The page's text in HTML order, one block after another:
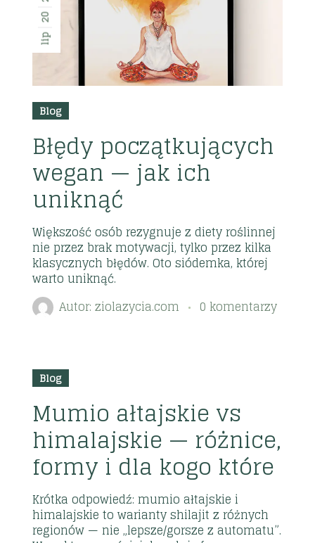
lip
20
Blog
Błędy początkujących
wegan — jak ich
uniknąć
Większość osób rezygnuje z diety roślinnej
nie przez brak motywacji, tylko przez kilka
klasycznych błędów. Oto siódemka, której
warto uniknąć.
Autor:ziolazycia.com 0 komentarzy
lip
Blog
Mumio ałtajskie vs
himalajskie — różnice,
formy i dla kogo które
Krótka odpowiedź: mumio ałtajskie i
himalajskie to warianty shilajit z różnych
regionów — nie „lepsze/gorsze z automatu”.